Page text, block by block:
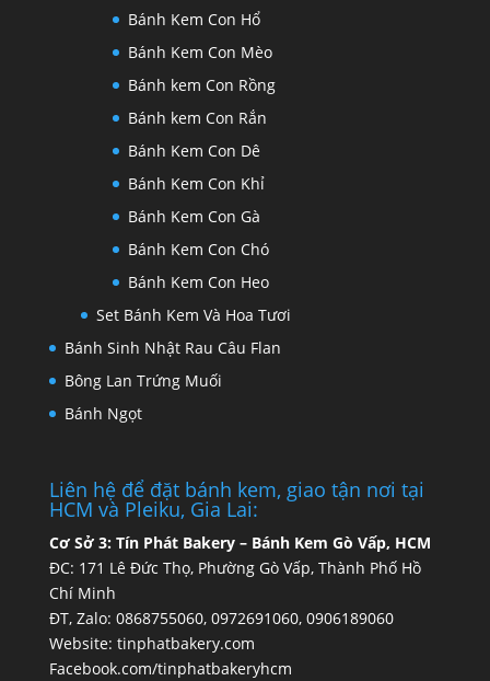
Bánh Kem Con Hổ
Bánh Kem Con Mèo
Bánh kem Con Rồng
Bánh kem Con Rắn
Bánh Kem Con Dê
Bánh Kem Con Khỉ
Bánh Kem Con Gà
Bánh Kem Con Chó
Bánh Kem Con Heo
Set Bánh Kem Và Hoa Tươi
Bánh Sinh Nhật Rau Câu Flan
Bông Lan Trứng Muối
Bánh Ngọt
Liên hệ để đặt bánh kem, giao tận nơi tại
HCM và Pleiku, Gia Lai:
Cơ Sở 3: Tín Phát Bakery – Bánh Kem Gò Vấp, HCM
ĐC: 171 Lê Đức Thọ, Phường Gò Vấp, Thành Phố Hồ
Chí Minh
ĐT, Zalo: 0868755060, 0972691060, 0906189060
Website: tinphatbakery.com
Facebook.com/tinphatbakeryhcm